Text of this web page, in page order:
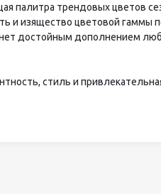
палитра трендовых цветов
и изящество цветовой гаммы
достойным дополнением
стиль и